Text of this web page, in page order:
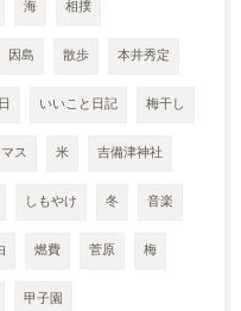
海 相撲
因島 散歩 本井秀定
いいこと日記 梅干し
ス 米 吉備津神社
しもやけ 冬 音楽
燃費 菅原 梅
甲子園